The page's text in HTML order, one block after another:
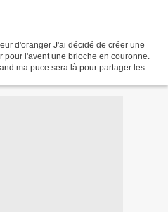
d'oranger J'ai décidé de créer une
l'avent une brioche en couronne.
ma puce sera là pour partager les